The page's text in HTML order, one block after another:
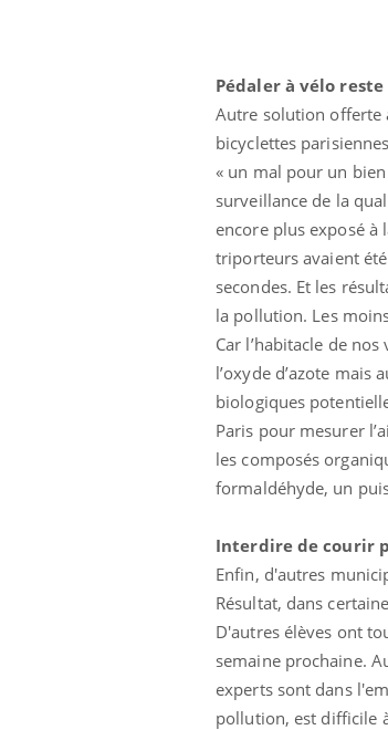
Pédaler à vélo
Autre solution offerte
bicyclettes
« un mal pour un
surveillance de la
encore plus exposé à
triporteurs avaient
secondes. Et les
la pollution. Les
Car l’habitacle de
l’oxyde d’azote
biologiques
Paris pour mesurer
les composés
formaldéhyde, un
Interdire de courir
Enfin, d'autres
Résultat, dans
D'autres élèves ont
semaine prochaine.
experts sont dans
pollution, est difficile